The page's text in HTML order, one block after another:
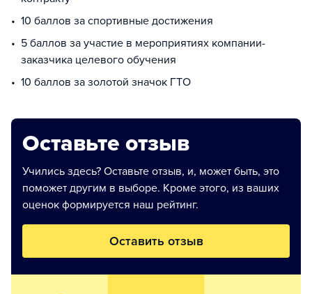
10 баллов за спортивные достижения
5 баллов за участие в мероприятиях компании-
заказчика целевого обучения
10 баллов за золотой значок ГТО
Оставьте отзыв
Учились здесь? Оставьте отзыв, и, может быть, это
поможет другим в выборе. Кроме этого, из ваших
оценок формируется наш рейтинг.
Оставить отзыв